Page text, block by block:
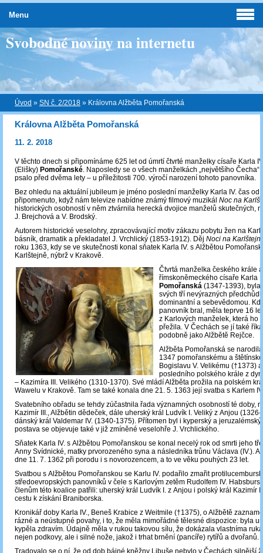
Svobodné noviny na internetu
Úvod » SN č. 2/2018 » Královna Alžběta Pomořanská
Královna Alžběta Pomořanská
11. 2. 2018
V těchto dnech si připomínáme 625 let od úmrtí čtvrté manželky císaře Karla
(Elišky) Pomořanské. Naposledy se o všech manželkách „největšího Čecha“
psalo před dvěma lety – u příležitosti 700. výročí narození tohoto panovníka.
Bez ohledu na aktuální jubileum je jméno poslední manželky Karla IV. čas od
připomenuto, když nám televize nabídne známý filmový muzikál Noc na
historických osobností v něm ztvárnila herecká dvojice manželů skutečných,
J. Brejchová a V. Brodský.
Autorem historické veselohry, zpracovávající motiv zákazu pobytu žen na
básník, dramatik a překladatel J. Vrchlický (1853-1912). Děj Noci na
roku 1363, kdy se ve skutečnosti konal sňatek Karla IV. s Alžbětou
Karlštejně, nýbrž v Krakově.
Čtvrtá manželka českého krále a
římskoněmeckého císaře Karla
Pomořanská (1347-1393), byla
svých tří nevýrazných
dominantní a sebevědomou.
panovník bral, měla teprve 16
z Karlových manželek, která ho
přežila. V Čechách se jí také
podobně jako Alžbětě Rejčce.
Alžběta Pomořanská se
1347 pomořanskému a
Bogislavu V. Velikému (†1373)
posledního polského krále z
– Kazimíra III. Velikého (1310-1370). Své mládí Alžběta prožila na polském
Wawelu v Krakově. Tam se také konala dne 21. 5. 1363 její svatba s Karlem
Svatebního obřadu se tehdy zúčastnila řada významných osobností té doby,
Kazimír III., Alžbětin dědeček, dále uherský král Ludvík I. Veliký z Anjou
dánský král Valdemar IV. (1340-1375). Přítomen byl i kyperský a jeruzalémský
postava se objevuje také v již zmíněné veselohře J. Vrchlického.
Sňatek Karla IV. s Alžbětou Pomořanskou se konal necelý rok od smrti jeho
Anny Svídnické, matky prvorozeného syna a následníka trůnu Václava (IV.).
dne 11. 7. 1362 při porodu i s novorozencem, a to ve věku pouhých 23 let.
Svatbou s Alžbětou Pomořanskou se Karlu IV. podařilo zmařit
středoevropských panovníků v čele s Karlovým zetěm Rudolfem IV.
členům této koalice patřili: uherský král Ludvík I. z Anjou i polský král Kazimír
cestu k získání Braniborska.
Kronikář doby Karla IV., Beneš Krabice z Weitmile (†1375), o Alžbětě
rázné a neústupné povahy, i to, že měla mimořádné tělesné dispozice: byla
kypěla zdravím. Údajně měla v rukou takovou sílu, že dokázala vlastníma
nejen podkovy, ale i silné nože, jakož i trhat brnění (pancíře) rytířů a dvořanů.
Menu